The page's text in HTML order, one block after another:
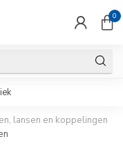
0
lansen en koppelingen